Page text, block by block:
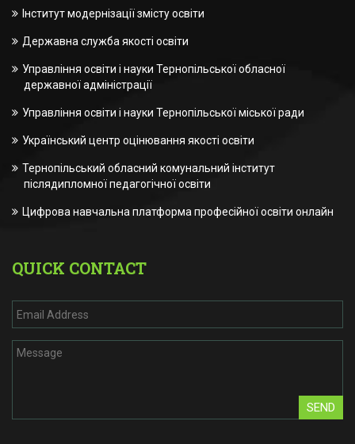
Інститут модернізації змісту освіти
Державна служба якості освіти
Управління освіти і науки Тернопільської обласної
державної адміністрації
Управління освіти і науки Тернопільської міської ради
Український центр оцінювання якості освіти
Тернопільський обласний комунальний інститут
післядипломної педагогічної освіти
Цифрова навчальна платформа професійної освіти онлайн
QUICK CONTACT
SEND